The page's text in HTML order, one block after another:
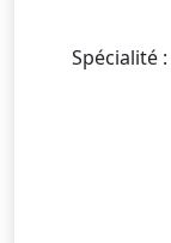
Spécialité :